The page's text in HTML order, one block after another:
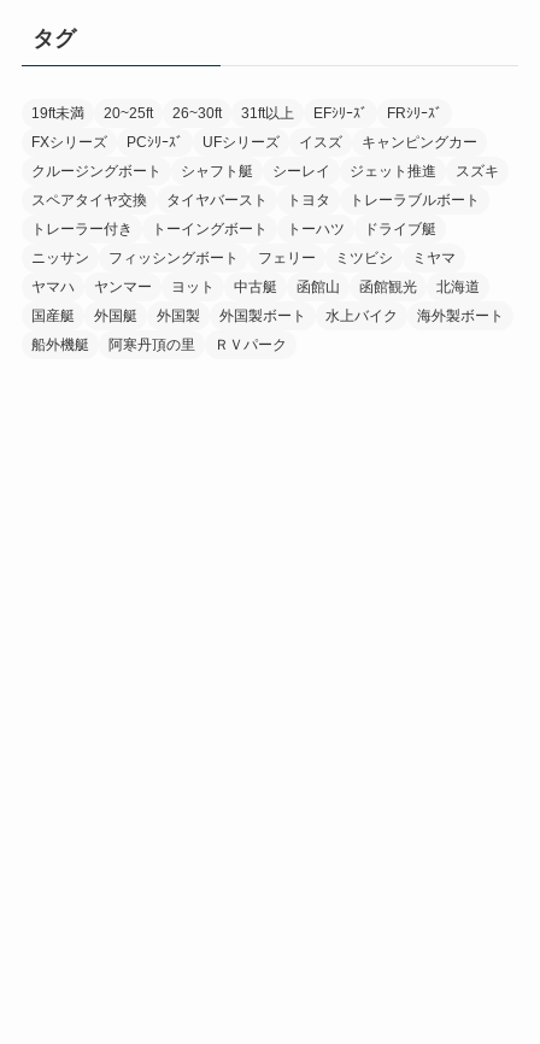
タグ
19ft未満 20~25ft 26~30ft 31ft以上 EFｼﾘｰｽﾞ
FRｼﾘｰｽﾞ
FXシリーズ
PCｼﾘｰｽﾞ UFシリーズ イスズ
キャンピングカー
クルージングボート
シャフト艇 シーレイ ジェット推進
スズキ
スペアタイヤ交換
タイヤバースト トヨタ
トレーラブルボート
トレーラー付き
トーイングボート トーハツ
ドライブ艇
ニッサン
フィッシングボート フェリー ミツビシ
ミヤマ
ヤマハ
ヤンマー ヨット 中古艇 函館山 函館観光
北海道
国産艇
外国艇 外国製 外国製ボート 水上バイク
海外製ボート
船外機艇
阿寒丹頂の里 ＲＶパーク